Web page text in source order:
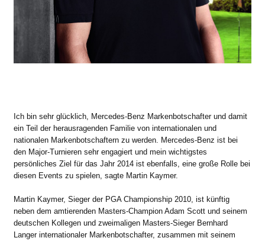
Ich bin sehr glücklich, Mercedes-Benz Markenbotschafter und damit
ein Teil der herausragenden Familie von internationalen und
nationalen Markenbotschaftern zu werden. Mercedes-Benz ist bei
den Major-Turnieren sehr engagiert und mein wichtigstes
persönliches Ziel für das Jahr 2014 ist ebenfalls, eine große Rolle bei
diesen Events zu spielen, sagte Martin Kaymer.
Martin Kaymer, Sieger der PGA Championship 2010, ist künftig
neben dem amtierenden Masters-Champion Adam Scott und seinem
deutschen Kollegen und zweimaligen Masters-Sieger Bernhard
Langer internationaler Markenbotschafter, zusammen mit seinem